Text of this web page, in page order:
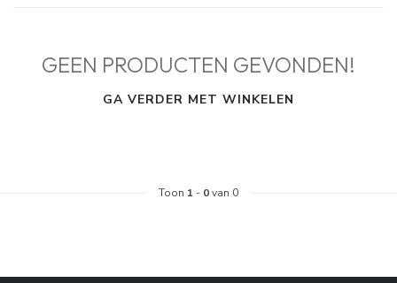
GEEN PRODUCTEN GEVONDEN!
GA VERDER MET WINKELEN
Toon 1 - 0van 0